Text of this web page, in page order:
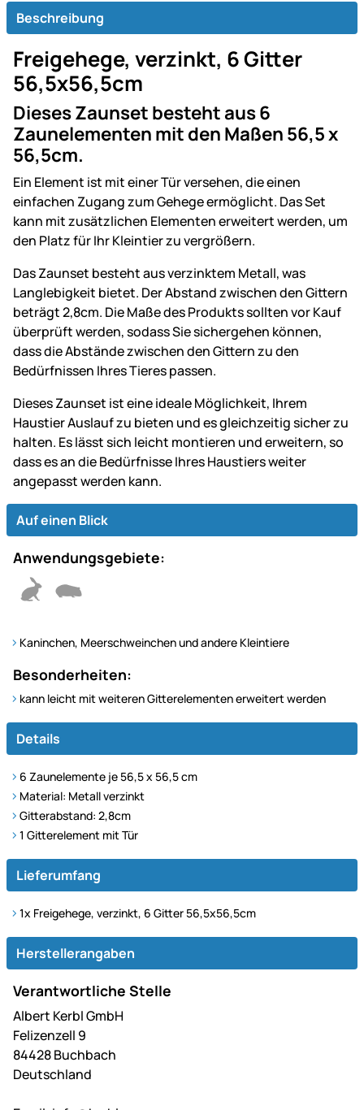
Beschreibung
Freigehege, verzinkt, 6 Gitter
56,5x56,5cm
Dieses Zaunset besteht aus 6
Zaunelementen mit den Maßen 56,5 x
56,5cm.
Ein Element ist mit einer Tür versehen, die einen
einfachen Zugang zum Gehege ermöglicht. Das Set
kann mit zusätzlichen Elementen erweitert werden, um
den Platz für Ihr Kleintier zu vergrößern.
Das Zaunset besteht aus verzinktem Metall, was
Langlebigkeit bietet. Der Abstand zwischen den Gittern
beträgt 2,8cm. Die Maße des Produkts sollten vor Kauf
überprüft werden, sodass Sie sichergehen können,
dass die Abstände zwischen den Gittern zu den
Bedürfnissen Ihres Tieres passen.
Dieses Zaunset ist eine ideale Möglichkeit, Ihrem
Haustier Auslauf zu bieten und es gleichzeitig sicher zu
halten. Es lässt sich leicht montieren und erweitern, so
dass es an die Bedürfnisse Ihres Haustiers weiter
angepasst werden kann.
Auf einen Blick
Anwendungsgebiete:
Kaninchen, Meerschweinchen und andere Kleintiere
Besonderheiten:
kann leicht mit weiteren Gitterelementen erweitert werden
Details
6 Zaunelemente je 56,5 x 56,5 cm
Material: Metall verzinkt
Gitterabstand: 2,8cm
1 Gitterelement mit Tür
Lieferumfang
1x Freigehege, verzinkt, 6 Gitter 56,5x56,5cm
Herstellerangaben
Verantwortliche Stelle
Albert Kerbl GmbH
Felizenzell 9
84428 Buchbach
Deutschland